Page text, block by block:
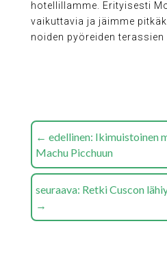
hotellillamme. Erityisesti
vaikuttavia ja jäimme
noiden pyöreiden terassien
← edellinen: Ikimuistoinen
Machu Picchuun
seuraava: Retki Cuscon
→